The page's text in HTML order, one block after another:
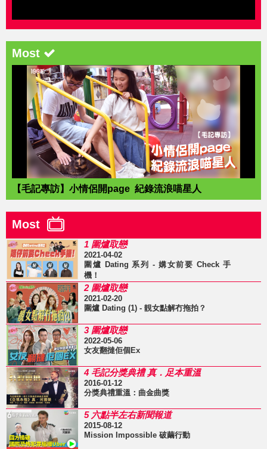
Most
【毛記專訪】小情侶開page 紀錄流浪喵星人
Most
1 圍爐取戀
2021-04-02
圍爐 Dating 系列 - 媾女前要 Check 手
機！
2 圍爐取戀
2021-02-20
圍爐 Dating (1) - 靚女點解冇拖拍？
3 圍爐取戀
2022-05-06
女友翻撻佢個Ex
4 毛記分獎典禮 真．足本重溫
2016-01-12
分獎典禮重溫：曲金曲獎
5 六點半左右新聞報道
2015-08-12
Mission Impossible 破繭行動